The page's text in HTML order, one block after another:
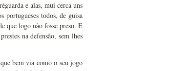
e alas, mui cerca uns
portugueses todos, de guisa
que logo não fosse preso. E
na defensão, sem lhes
bem via como o seu jogo